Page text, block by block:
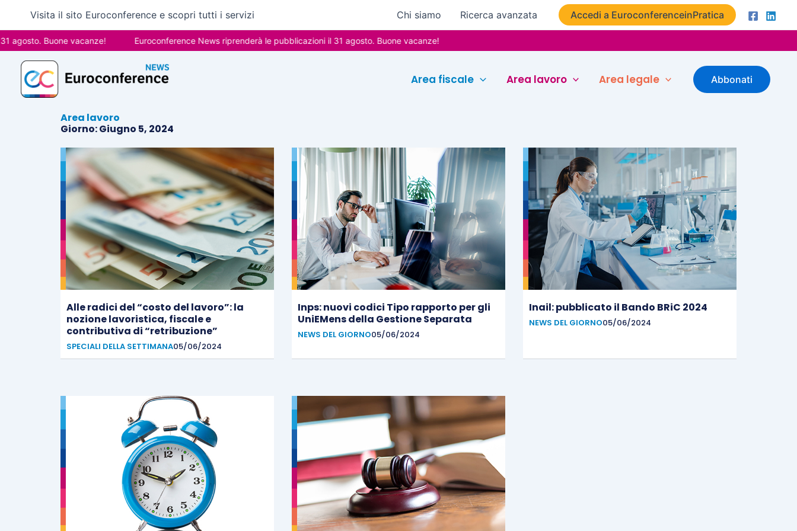
contenuto
Visita il sito Euroconference e scopri tutti i servizi Chi siamo Ricerca avanzata Accedi a EuroconferenceinPratica
Buone vacanze! Euroconference News riprenderà le pubblicazioni il 31 agosto. Buone vacanze!
Area fiscale Area lavoro Area legale Abbonati
Area lavoro
Giorno: Giugno 5, 2024
Alle radici del “costo del lavoro”: la
nozione lavoristica, fiscale e
contributiva di “retribuzione”
SPECIALI DELLA SETTIMANA05/06/2024
Inps: nuovi codici Tipo rapporto per gli
UniEMens della Gestione Separata
NEWS DEL GIORNO05/06/2024
Inail: pubblicato il Bando BRiC 2024
NEWS DEL GIORNO05/06/2024